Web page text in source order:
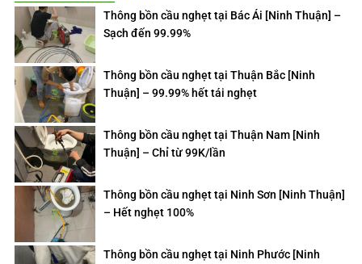
Thông bồn cầu nghẹt tại Bác Ái [Ninh Thuận] –
Sạch đến 99.99%
Thông bồn cầu nghẹt tại Thuận Bắc [Ninh
Thuận] – 99.99% hết tái nghẹt
Thông bồn cầu nghẹt tại Thuận Nam [Ninh
Thuận] – Chỉ từ 99K/lần
Thông bồn cầu nghẹt tại Ninh Sơn [Ninh Thuận]
– Hết nghẹt 100%
Thông bồn cầu nghẹt tại Ninh Phước [Ninh